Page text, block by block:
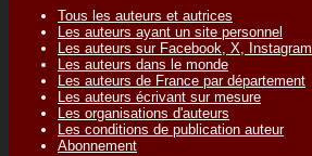
Tous les auteurs et autrices
Les auteurs ayant un site personnel
Les auteurs sur Facebook, X, Instagram
Les auteurs dans le monde
Les auteurs de France par département
Les auteurs écrivant sur mesure
Les organisations d'auteurs
Les conditions de publication auteur
Abonnement